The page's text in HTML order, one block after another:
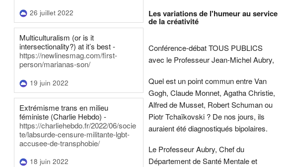
26 juillet 2022
Multiculturalism (or is it
intersectionality?) at it’s best -
https://newlinesmag.com/first-
person/marianas-son/
19 juin 2022
Extrémisme trans en milieu
féministe (Charlie Hebdo) -
https://charliehebdo.fr/2022/06/socie
te/labsurde-censure-militante-lgbt-
accusee-de-transphobie/
18 juin 2022
Les variations de l'humeur au service
de la créativité
Conférence-débat TOUS PUBLICS
avec le Professeur Jean-Michel Aubry,
Quel est un point commun entre Van
Gogh, Claude Monnet, Agatha Christie,
Alfred de Musset, Robert Schuman ou
Piotr Tchaïkovski ? De nos jours, ils
auraient été diagnostiqués bipolaires.
Le Professeur Aubry, Chef du
Département de Santé Mentale et